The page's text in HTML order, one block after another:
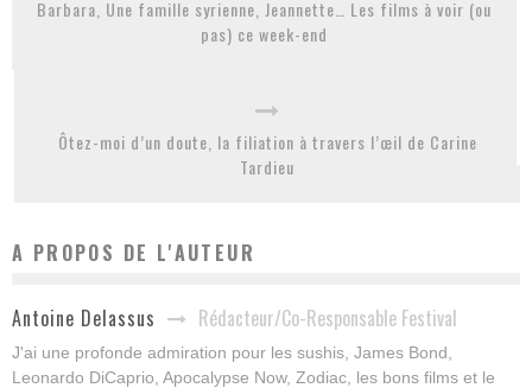
Barbara, Une famille syrienne, Jeannette… Les films à voir (ou
pas) ce week-end
Ôtez-moi d’un doute, la filiation à travers l’œil de Carine
Tardieu
A PROPOS DE L'AUTEUR
Antoine Delassus Rédacteur/Co-Responsable Festival
J'ai une profonde admiration pour les sushis, James Bond,
Leonardo DiCaprio, Apocalypse Now, Zodiac, les bons films et le